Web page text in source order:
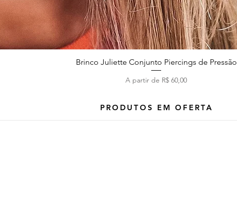
Visualização rápida
Brinco Juliette Conjunto Piercings de Pressão
A partir de R$ 60,00
Preço promocional
PRODUTOS EM OFERTA